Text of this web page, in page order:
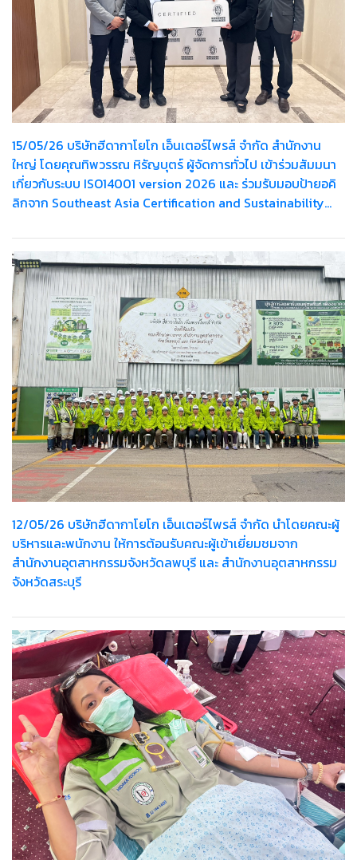
15/05/26 บริษัทฮีดากาโยโก เอ็นเตอร์ไพรส์ จำกัด สำนักงาน
ใหญ่ โดยคุณทิพวรรณ หิรัญบุตร์ ผู้จัดการทั่วไป เข้าร่วมสัมมนา
เกี่ยวกับระบบ ISO14001 version 2026 และ ร่วมรับมอบป้ายอคิ
ลิกจาก Southeast Asia Certification and Sustainability
12/05/26 บริษัทฮีดากาโยโก เอ็นเตอร์ไพรส์ จำกัด นำโดยคณะผู้
บริหารและพนักงาน ให้การต้อนรับคณะผู้เข้าเยี่ยมชมจาก
สำนักงานอุตสาหกรรมจังหวัดลพบุรี และ สำนักงานอุตสาหกรรม
จังหวัดสระบุรี